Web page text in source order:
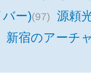
バー)(97) 源頼
新宿のアーチ